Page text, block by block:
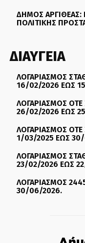
ΔΗΜΟΣ ΑΡΓΙΘΕΑΣ:
ΠΟΛΙΤΙΚΗΣ
ΔΙΑΥΓΕΙΑ
ΛΟΓΑΡΙΑΣΜΟΣ
16/02/2026 ΕΩΣ
ΛΟΓΑΡΙΑΣΜΟΣ
26/02/2026 ΕΩΣ
ΛΟΓΑΡΙΑΣΜΟΣ
1/03/2025 ΕΩΣ
ΛΟΓΑΡΙΑΣΜΟΣ
23/02/2026 ΕΩΣ
ΛΟΓΑΡΙΑΣΜΟΣ
30/06/2026.